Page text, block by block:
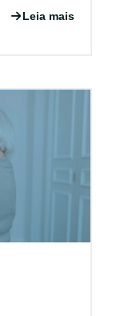
Leia mais